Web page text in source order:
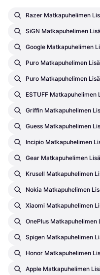
Razer Matkapuhelimen
SiGN Matkapuhelimen
Google Matkapuhelimen
Puro Matkapuhelimen
Puro Matkapuhelimen
ESTUFF Matkapuhelimen
Griffin Matkapuhelimen
Guess Matkapuhelimen
Incipio Matkapuhelimen
Gear Matkapuhelimen
Krusell Matkapuhelimen
Nokia Matkapuhelimen
Xiaomi Matkapuhelimen
OnePlus Matkapuhelimen
Spigen Matkapuhelimen
Honor Matkapuhelimen
Apple Matkapuhelimen